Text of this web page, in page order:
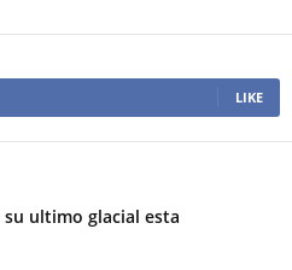
LIKE
ultimo glacial esta